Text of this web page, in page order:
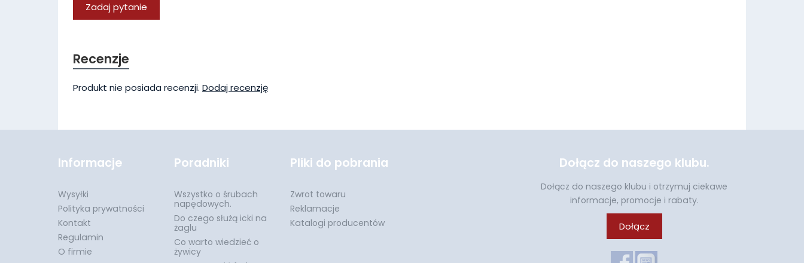
Zadaj pytanie
Recenzje
Produkt nie posiada recenzji. Dodaj recenzję
Informacje
Wysyłki
Polityka prywatności
Kontakt
Regulamin
O firmie
Poradniki
Wszystko o śrubach
napędowych.
Do czego służą icki na
żaglu
Co warto wiedzieć o
żywicy
Pliki do pobrania
Zwrot towaru
Reklamacje
Katalogi producentów
Dołącz do naszego klubu.
Dołącz do naszego klubu i otrzymuj ciekawe
informacje, promocje i rabaty.
Dołącz